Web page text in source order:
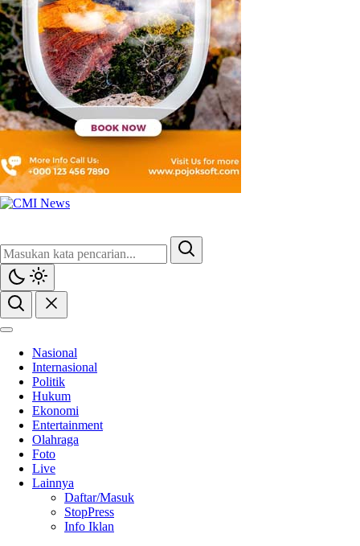
CMI News
Berani, Integritas dan Loyalitas
Nasional
Internasional
Politik
Hukum
Ekonomi
Entertainment
Olahraga
Foto
Live
Lainnya
Daftar/Masuk
StopPress
Info Iklan